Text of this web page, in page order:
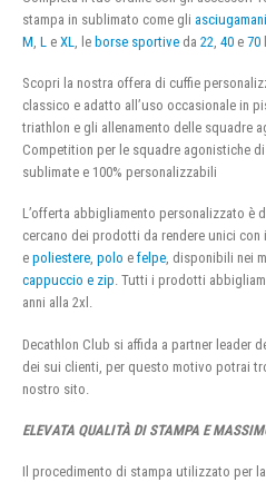
stampa in sublimato come gli asciugamani
M L e XL , le borse sportive da 22 40 e 70
Scopri la nostra offera di cuffie
classico e adatto all’uso occasionale in
triathlon e gli allenamento delle squadre
Competition per le squadre agonistiche
sublimate e 100% personalizzabili
L’offerta abbigliamento personalizzato è
cercano dei prodotti da rendere unici
e poliestere, polo e felpe, disponibili nei
cappuccio e zip. Tutti i prodotti
anni alla 2xl.
Decathlon Club si affida a partner leader
dei sui clienti, per questo motivo potrai
nostro sito.
ELEVATA QUALITÀ DI STAMPA E
Il procedimento di stampa utilizzato per